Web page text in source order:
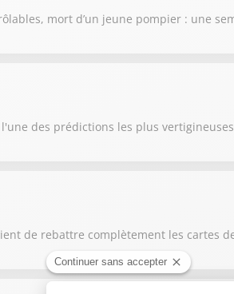
mort d’un jeune pompier : une
des prédictions les plus
de rebattre complètement les cartes